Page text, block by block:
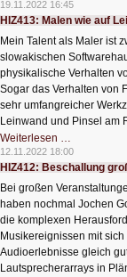
optisches
Theremin
19.11.2022 16:45
HIZ413: Malen wie auf
Mein Talent als Maler ist
slowakischen
physikalische Verhalten
Sogar das Verhalten von
sehr umfangreicher
Leinwand und Pinsel am
Weiterlesen …
Malen
wie
auf
12.11.2022 18:00
HIZ412: Beschallung
Bei großen
haben nochmal Jochen
die komplexen
Musikereignissen mit
Audioerlebnisse gleich
Lautsprecherarrays in